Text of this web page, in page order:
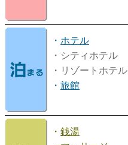
・ ホテル
・シティホテル
・リゾートホテル
・ 旅館
・ 銭湯